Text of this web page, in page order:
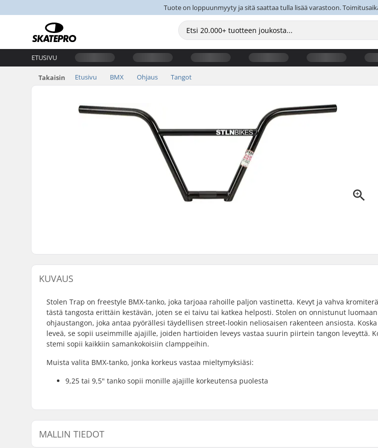
Tuote on loppuunmyyty ja sitä saattaa tulla lisää varastoon.
ETUSIVU
Takaisin Etusivu BMX Ohjaus Tangot
KUVAUS
Stolen Trap on freestyle BMX-tanko, joka tarjoaa rahoille paljon vastinetta. Kevyt ja vahva
tästä tangosta erittäin kestävän, joten se ei taivu tai katkea helposti. Stolen on onnistunut
ohjaustangon, joka antaa pyörällesi täydellisen street-lookin neliosaisen rakenteen ansiosta.
leveä, se sopii useimmille ajajille, joiden hartioiden leveys vastaa suurin piirtein tangon leveyttä.
stemi sopii kaikkiin samankokoisiin clamppeihin.
Muista valita BMX-tanko, jonka korkeus vastaa mieltymyksiäsi:
9,25 tai 9,5" tanko sopii monille ajajille korkeutensa puolesta
MALLIN TIEDOT